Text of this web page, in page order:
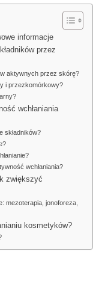
informacje
przez
aktywnych przez skórę?
i przezkomórkowy?
wchłaniania
składników?
wchłaniania?
zwiększyć
mezoterapia, jonoforeza,
kosmetyków?